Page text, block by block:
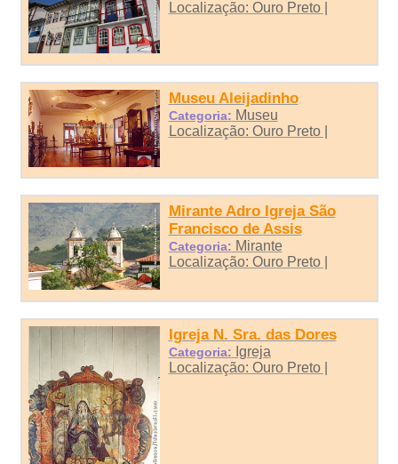
Localização: Ouro Preto |
Museu Aleijadinho
Categoria: Museu
Localização: Ouro Preto |
Mirante Adro Igreja São
Francisco de Assis
Categoria: Mirante
Localização: Ouro Preto |
Igreja N. Sra. das Dores
Categoria: Igreja
Localização: Ouro Preto |